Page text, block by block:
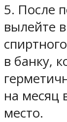
5. После
вылейте
в банку,
на месяц
место.